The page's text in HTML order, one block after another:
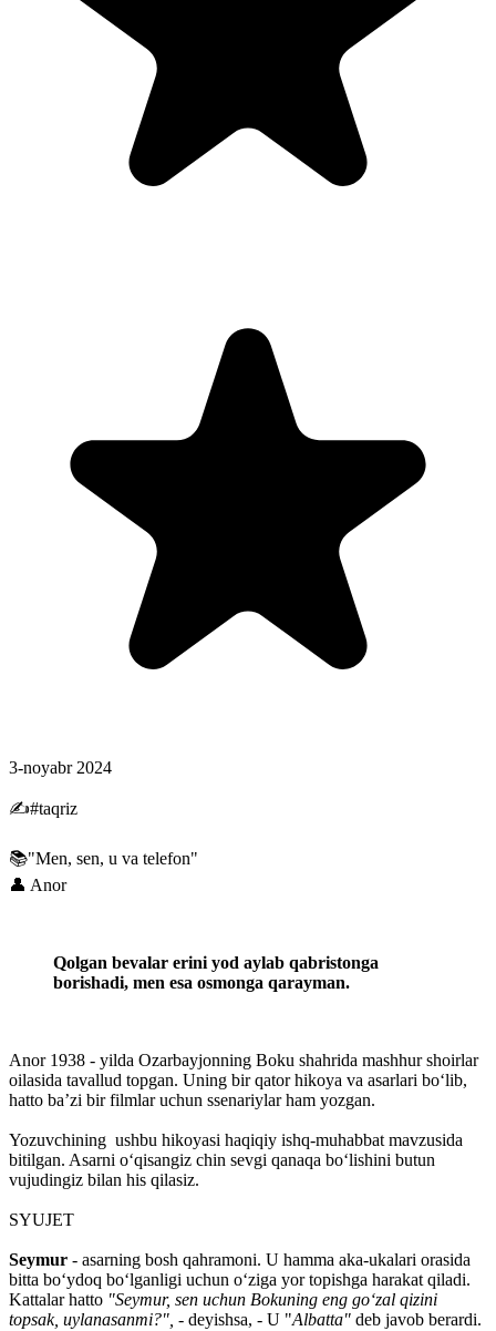
3-noyabr 2024
✍#taqriz
📚"Men, sen, u va telefon"
👤 Anor
Qolgan bevalar erini yod aylab qabristonga
borishadi, men esa osmonga qarayman.
Anor 1938 - yilda Ozarbayjonning Boku shahrida mashhur shoirlar
oilasida tavallud topgan. Uning bir qator hikoya va asarlari boʻlib,
hatto baʼzi bir filmlar uchun ssenariylar ham yozgan.
Yozuvchining ushbu hikoyasi haqiqiy ishq-muhabbat mavzusida
bitilgan. Asarni oʻqisangiz chin sevgi qanaqa boʻlishini butun
vujudingiz bilan his qilasiz.
SYUJET
Seymur - asarning bosh qahramoni. U hamma aka-ukalari orasida
bitta boʻydoq boʻlganligi uchun oʻziga yor topishga harakat qiladi.
Kattalar hatto "Seymur, sen uchun Bokuning eng goʻzal qizini
topsak, uylanasanmi?", - deyishsa, - U "Albatta" deb javob berardi.